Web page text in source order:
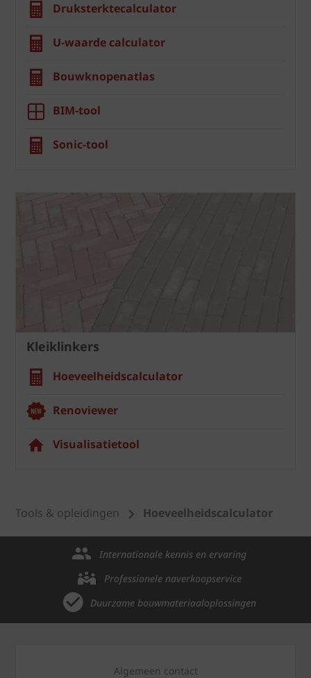
Druksterktecalculator
U-waarde calculator
Bouwknopenatlas
BIM-tool
Sonic-tool
Kleiklinkers
Hoeveelheidscalculator
Renoviewer
Visualisatietool
Tools & opleidingen Hoeveelheidscalculator
Internationale kennis en ervaring
Professionele naverkoopservice
Duurzame bouwmateriaaloplossingen
Algemeen contact